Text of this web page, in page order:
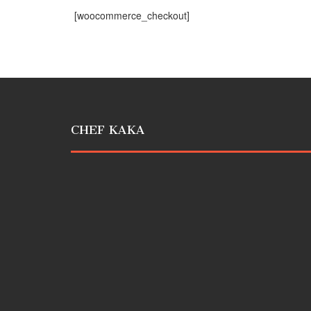
[woocommerce_checkout]
CHEF KAKA